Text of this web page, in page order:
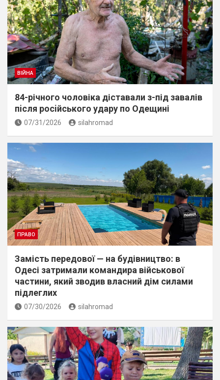
ВІЙНА
84-річного чоловіка діставали з-під завалів
пiсля росiйського удару по Одещині
07/31/2026 silahromad
ПРАВО
Замість передової — на будівництво: в
Одесі затримали командира військової
частини, який зводив власний дім силами
підлеглих
07/30/2026 silahromad